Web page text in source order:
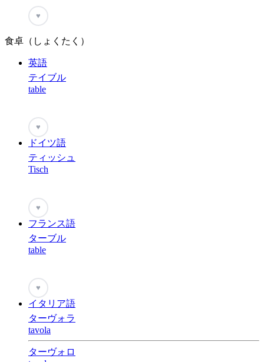
♥
食卓（しょくたく）
英語
テイブル
table
♥
ドイツ語
ティッシュ
Tisch
♥
フランス語
ターブル
table
♥
イタリア語
ターヴォラ
tavola
ターヴォロ